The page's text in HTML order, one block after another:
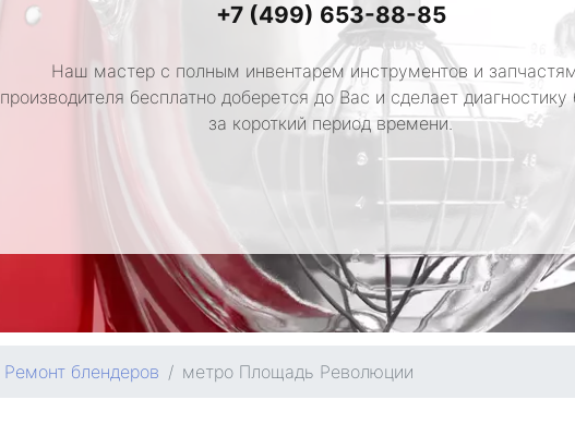
+7 (499) 653-88-85
Наш мастер с полным инвентарем инструментов и
производителя бесплатно доберется до Вас и сделает диагностику
за короткий период времени.
Ремонт блендеров метро Площадь Революции